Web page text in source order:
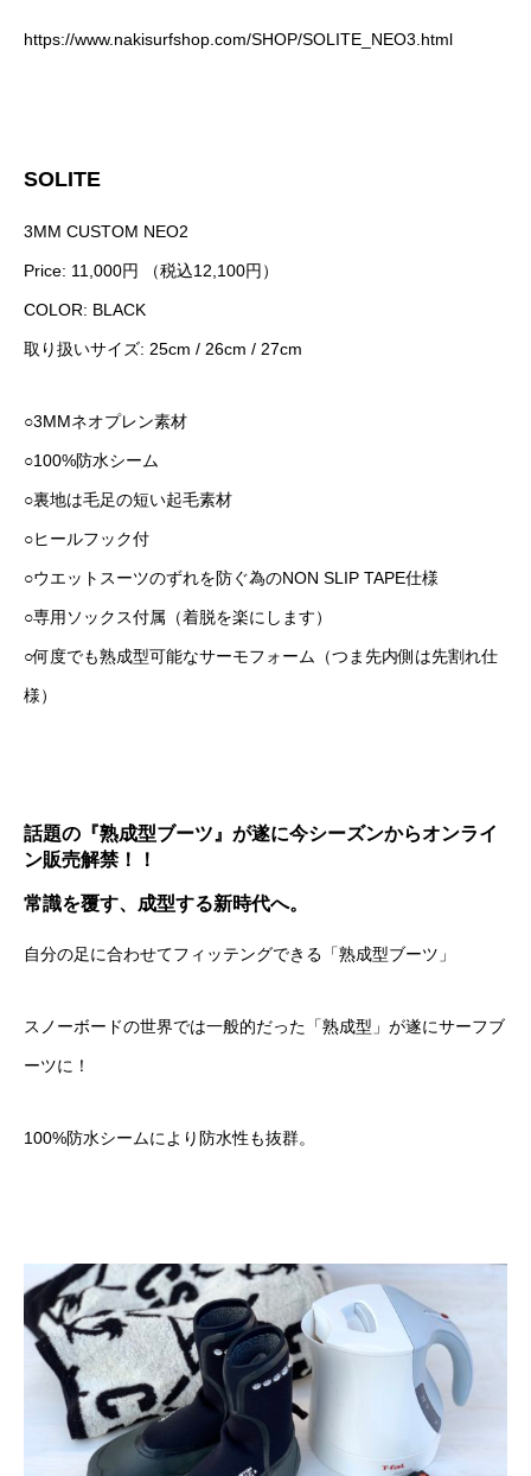
https://www.nakisurfshop.com/SHOP/SOLITE_NEO3.html
SOLITE
3MM CUSTOM NEO2
Price: 11,000円 （税込12,100円）
COLOR: BLACK
取り扱いサイズ: 25cm / 26cm / 27cm
○3MMネオプレン素材
○100%防水シーム
○裏地は毛足の短い起毛素材
○ヒールフック付
○ウエットスーツのずれを防ぐ為のNON SLIP TAPE仕様
○専用ソックス付属（着脱を楽にします）
○何度でも熟成型可能なサーモフォーム（つま先内側は先割れ仕
様）
話題の『熟成型ブーツ』が遂に今シーズンからオンライ
ン販売解禁！！
常識を覆す、成型する新時代へ。
自分の足に合わせてフィッテングできる「熟成型ブーツ」
スノーボードの世界では一般的だった「熟成型」が遂にサーフブ
ーツに！
100%防水シームにより防水性も抜群。